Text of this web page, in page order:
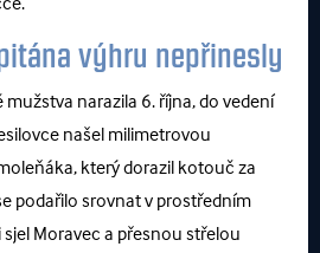
výhru nepřinesly
mužstva narazila 6. října, do vedení
našel milimetrovou
který dorazil kotouč za
podařilo srovnat v prostředním
Moravec a přesnou střelou